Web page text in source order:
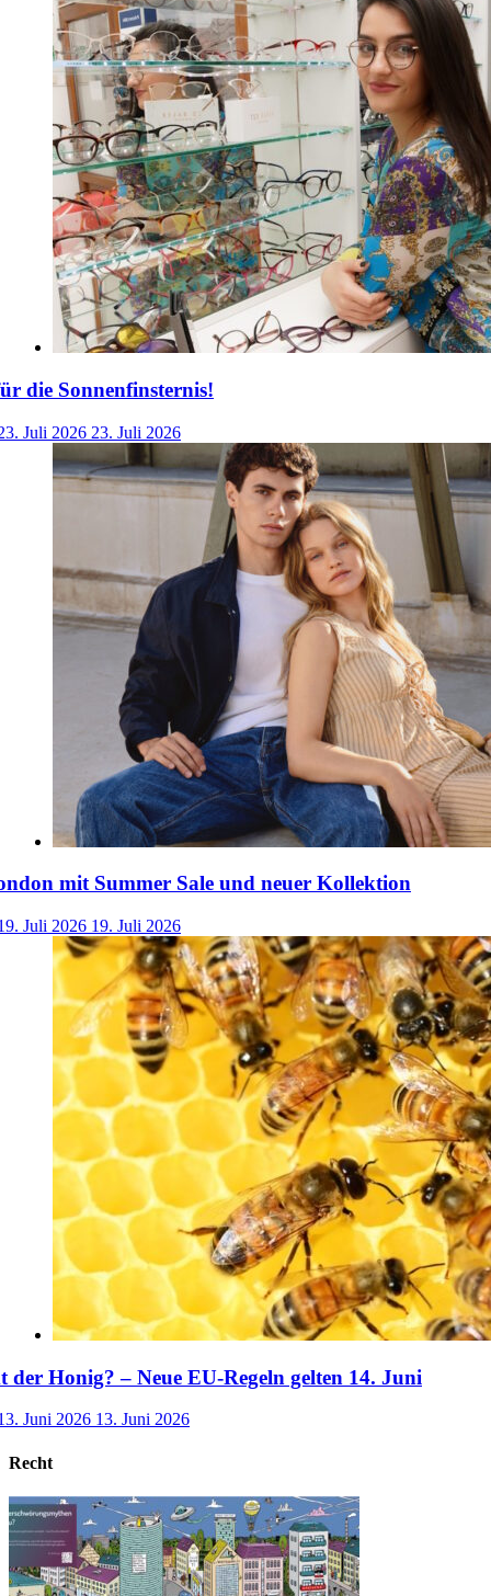
die Sonnenfinsternis!
Juli 2026 23. Juli 2026
mit Summer Sale und neuer Kollektion
Juli 2026 19. Juli 2026
der Honig? – Neue EU-Regeln gelten 14. Juni
Juni 2026 13. Juni 2026
Recht